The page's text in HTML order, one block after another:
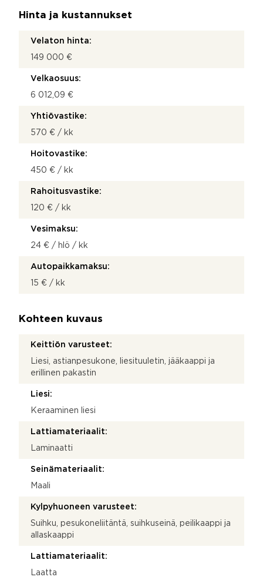
Hinta ja kustannukset
Velaton hinta:
149 000 €
Velkaosuus:
6 012,09 €
Yhtiövastike:
570 € / kk
Hoitovastike:
450 € / kk
Rahoitusvastike:
120 € / kk
Vesimaksu:
24 € / hlö / kk
Autopaikkamaksu:
15 € / kk
Kohteen kuvaus
Keittiön varusteet:
Liesi, astianpesukone, liesituuletin, jääkaappi ja
erillinen pakastin
Liesi:
Keraaminen liesi
Lattiamateriaalit:
Laminaatti
Seinämateriaalit:
Maali
Kylpyhuoneen varusteet:
Suihku, pesukoneliitäntä, suihkuseinä, peilikaappi ja
allaskaappi
Lattiamateriaalit:
Laatta